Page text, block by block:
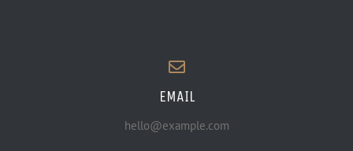
EMAIL
hello@example.com